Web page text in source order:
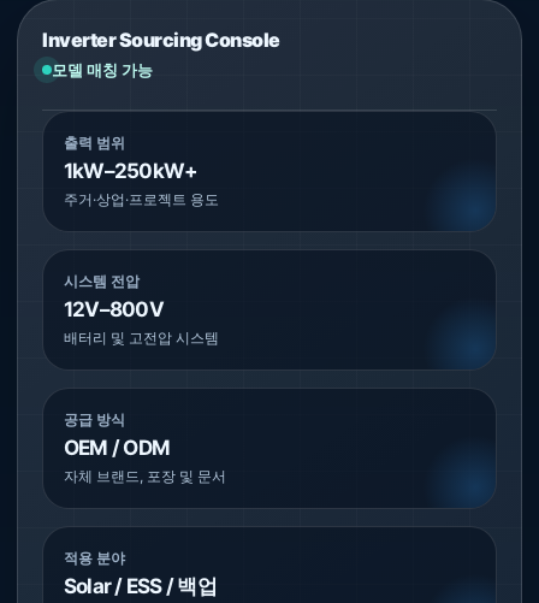
Inverter Sourcing Console
모델 매칭 가능
출력 범위
1kW–250kW+
주거·상업·프로젝트 용도
시스템 전압
12V–800V
배터리 및 고전압 시스템
공급 방식
OEM / ODM
자체 브랜드, 포장 및 문서
적용 분야
Solar / ESS / 백업